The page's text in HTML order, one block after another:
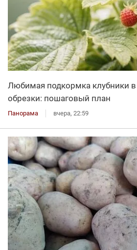
Любимая подкормка клубники в
обрезки: пошаговый план
Панорама вчера, 22:59